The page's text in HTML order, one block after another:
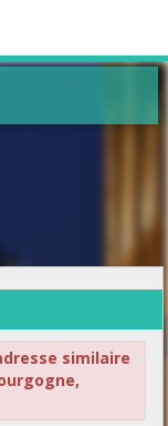
similaire